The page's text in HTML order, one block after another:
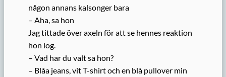
någon annans kalsonger bara
– Aha, sa hon
Jag tittade över axeln för att se hennes reaktion
hon log.
– Vad har du valt sa hon?
– Blåa jeans, vit T-shirt och en blå pullover min